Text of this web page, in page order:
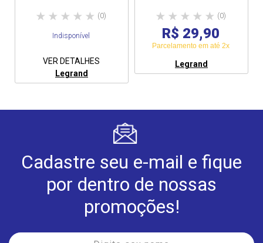
(0)
Indisponível
VER DETALHES
Legrand
(0)
R$ 29,90
Parcelamento em até 2x
Legrand
Cadastre seu e-mail e fique
por dentro de nossas
promoções!